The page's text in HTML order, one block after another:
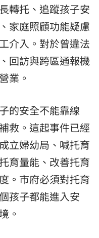
轉托、追蹤孩子安
家庭照顧功能疑慮
介入。對於曾違法
回訪與跨區通報機
業。
的安全不能靠線
救。這起事件已經
立婦幼局、喊托育
育量能、改善托育
。市府必須對托育
孩子都能進入安
。